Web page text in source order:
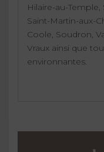
Hilaire-au-
Saint-Martin-aux-
Coole, Soudron,
Vraux ainsi que
environnantes.